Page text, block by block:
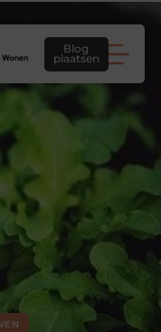
Blog
plaatsen